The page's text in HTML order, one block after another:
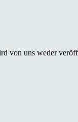
von uns weder